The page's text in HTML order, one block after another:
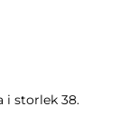
i storlek 38.